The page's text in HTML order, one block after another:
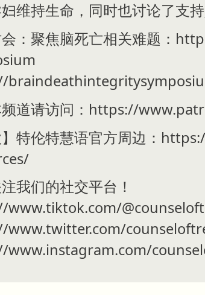
维持生命，同时也讨论了支
：聚焦脑死亡相关难题：
频道请访问：https://
】特伦特慧语官方周边：
我们的社交平台！
www.tiktok.com/
www.twitter.com/
www.instagram.com/